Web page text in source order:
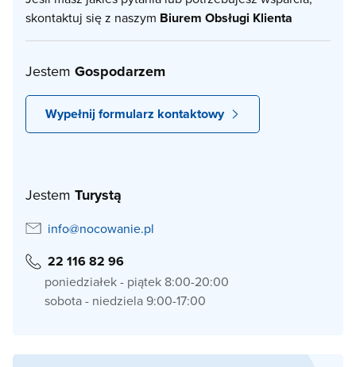
skontaktuj się z naszym Biurem Obsługi Klienta
Jestem Gospodarzem
Wypełnij formularz kontaktowy
Jestem Turystą
info@nocowanie.pl
22 116 82 96
poniedziałek - piątek 8:00-20:00
sobota - niedziela 9:00-17:00